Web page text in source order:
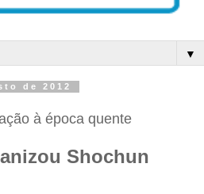
▼
de 2012
à época quente
Shochun